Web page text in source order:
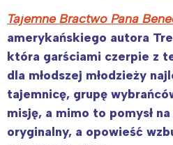
Tajemne Bractwo Pana
amerykańskiego autora
która garściami czerpie z
dla młodszej młodzieży
tajemnicę, grupę
misję, a mimo to pomysł
oryginalny, a opowieść